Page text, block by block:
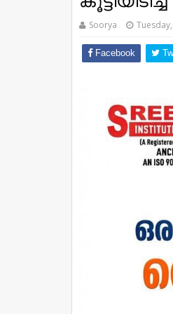
Soorya
Facebook